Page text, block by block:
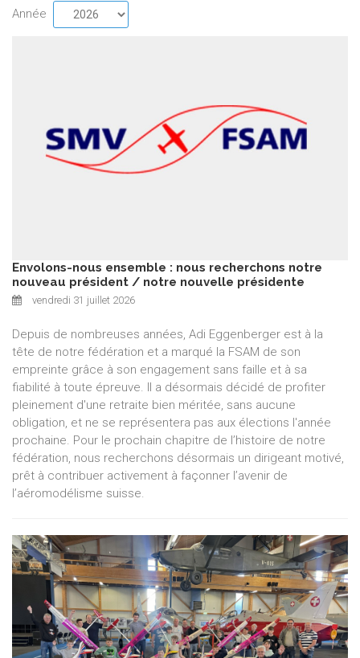
Année
Envolons-nous ensemble : nous recherchons notre
nouveau président / notre nouvelle présidente
vendredi 31 juillet 2026
Depuis de nombreuses années, Adi Eggenberger est à la
tête de notre fédération et a marqué la FSAM de son
empreinte grâce à son engagement sans faille et à sa
fiabilité à toute épreuve. Il a désormais décidé de profiter
pleinement d'une retraite bien méritée, sans aucune
obligation, et ne se représentera pas aux élections l'année
prochaine. Pour le prochain chapitre de l’histoire de notre
fédération, nous recherchons désormais un dirigeant motivé,
prêt à contribuer activement à façonner l’avenir de
l’aéromodélisme suisse.